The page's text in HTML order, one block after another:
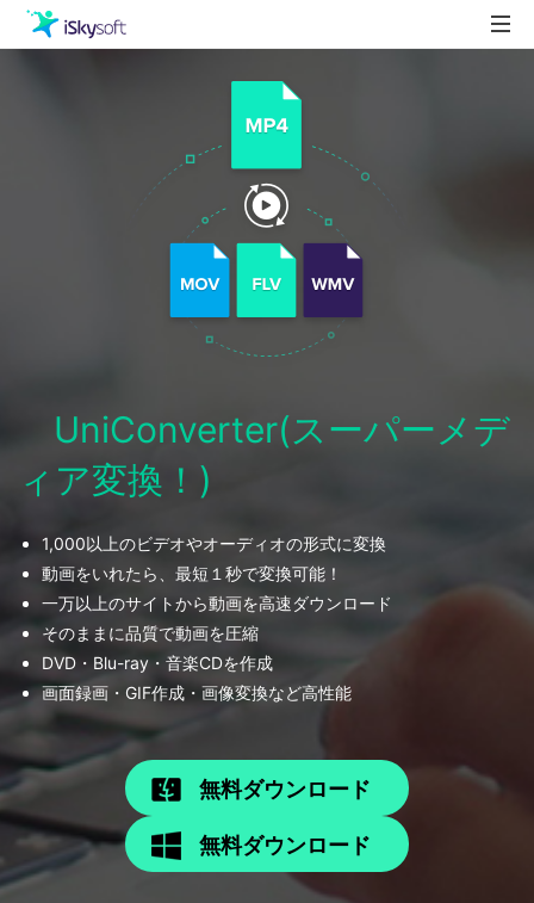
UniConverter(スーパーメデ
ィア変換！)
1,000以上のビデオやオーディオの形式に変換
動画をいれたら、最短１秒で変換可能！
一万以上のサイトから動画を高速ダウンロード
そのままに品質で動画を圧縮
DVD・Blu-ray・音楽CDを作成
画面録画・GIF作成・画像変換など高性能
無料ダウンロード
無料ダウンロード